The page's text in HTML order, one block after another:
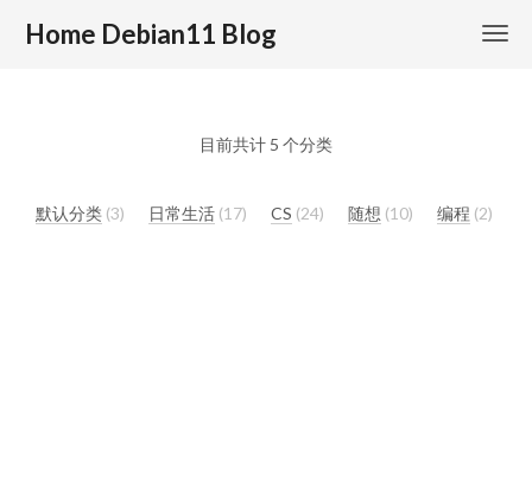
Home Debian11 Blog
目前共计 5 个分类
默认分类 3 日常生活 17 CS 24 随想 10 编程 2